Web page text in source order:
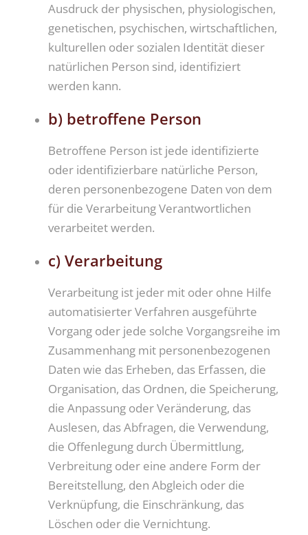
Ausdruck der physischen, physiologischen,
genetischen, psychischen, wirtschaftlichen,
kulturellen oder sozialen Identität dieser
natürlichen Person sind, identifiziert
werden kann.
b) betroffene Person
Betroffene Person ist jede identifizierte
oder identifizierbare natürliche Person,
deren personenbezogene Daten von dem
für die Verarbeitung Verantwortlichen
verarbeitet werden.
c) Verarbeitung
Verarbeitung ist jeder mit oder ohne Hilfe
automatisierter Verfahren ausgeführte
Vorgang oder jede solche Vorgangsreihe im
Zusammenhang mit personenbezogenen
Daten wie das Erheben, das Erfassen, die
Organisation, das Ordnen, die Speicherung,
die Anpassung oder Veränderung, das
Auslesen, das Abfragen, die Verwendung,
die Offenlegung durch Übermittlung,
Verbreitung oder eine andere Form der
Bereitstellung, den Abgleich oder die
Verknüpfung, die Einschränkung, das
Löschen oder die Vernichtung.